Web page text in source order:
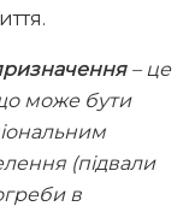
– це
може бути
(підвали
в